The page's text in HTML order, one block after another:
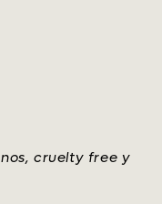
cruelty free y